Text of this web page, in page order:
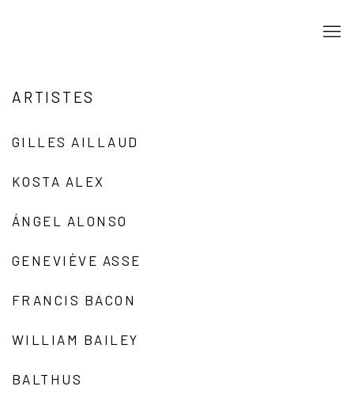
ARTISTES
GILLES AILLAUD
KOSTA ALEX
ÁNGEL ALONSO
GENEVIÈVE ASSE
FRANCIS BACON
WILLIAM BAILEY
BALTHUS